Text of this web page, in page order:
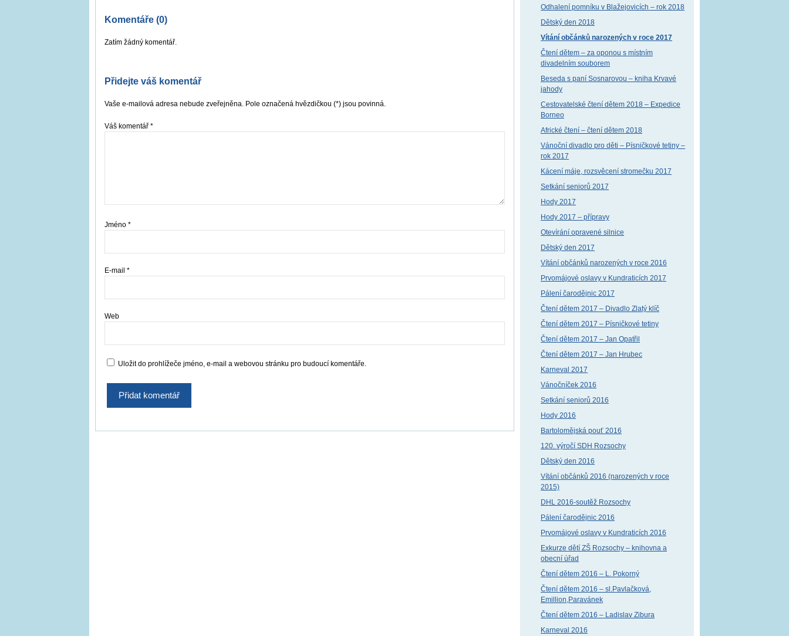
Komentáře (0)
Zatím žádný komentář.
Přidejte váš komentář
Vaše e-mailová adresa nebude zveřejněna. Pole označená hvězdičkou (*) jsou povinná.
Váš komentář *
Jméno *
E-mail *
Web
Uložit do prohlížeče jméno, e-mail a webovou stránku pro budoucí komentáře.
Odhalení pomníku v Blažejovicích – rok 2018
Dětský den 2018
Vítání občánků narozených v roce 2017
Čtení dětem – za oponou s místním
divadelním souborem
Beseda s paní Sosnarovou – kniha Krvavé
jahody
Cestovatelské čtení dětem 2018 – Expedice
Borneo
Africké čtení – čtení dětem 2018
Vánoční divadlo pro děti – Písničkové tetiny –
rok 2017
Kácení máje, rozsvěcení stromečku 2017
Setkání seniorů 2017
Hody 2017
Hody 2017 – přípravy
Otevírání opravené silnice
Dětský den 2017
Vítání občánků narozených v roce 2016
Prvomájové oslavy v Kundraticích 2017
Pálení čarodějnic 2017
Čtení dětem 2017 – Divadlo Zlatý klíč
Čtení dětem 2017 – Písničkové tetiny
Čtení dětem 2017 – Jan Opatřil
Čtení dětem 2017 – Jan Hrubec
Karneval 2017
Vánočníček 2016
Setkání seniorů 2016
Hody 2016
Bartolomějská pouť 2016
120. výročí SDH Rozsochy
Dětský den 2016
Vítání občánků 2016 (narozených v roce
2015)
DHL 2016-soutěž Rozsochy
Pálení čarodějnic 2016
Prvomájové oslavy v Kundraticích 2016
Exkurze dětí ZŠ Rozsochy – knihovna a
obecní úřad
Čtení dětem 2016 – L. Pokorný
Čtení dětem 2016 – sl.Pavlačková,
Emillion,Paravánek
Čtení dětem 2016 – Ladislav Zibura
Karneval 2016